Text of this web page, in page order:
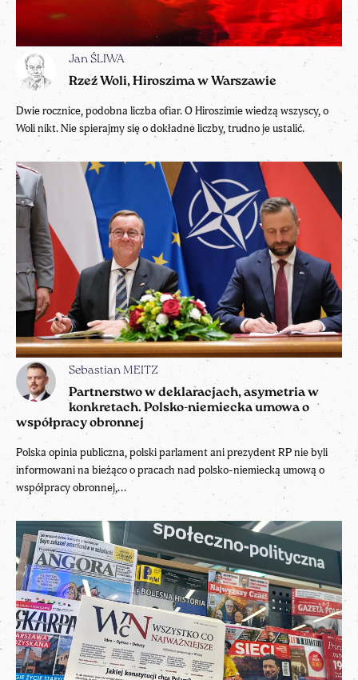
Jan ŚLIWA
Rzeź Woli, Hiroszima w Warszawie
Dwie rocznice, podobna liczba ofiar. O Hiroszimie wiedzą wszyscy, o
Woli nikt. Nie spierajmy się o dokładne liczby, trudno je ustalić.
Sebastian MEITZ
Partnerstwo w deklaracjach, asymetria w
konkretach. Polsko-niemiecka umowa o
współpracy obronnej
Polska opinia publiczna, polski parlament ani prezydent RP nie byli
informowani na bieżąco o pracach nad polsko-niemiecką umową o
współpracy obronnej,...